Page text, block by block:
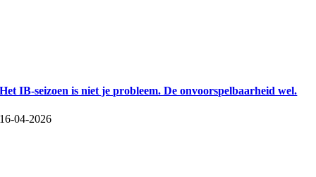
Het IB-seizoen is niet je probleem. De onvoorspelbaarheid wel.
16-04-2026